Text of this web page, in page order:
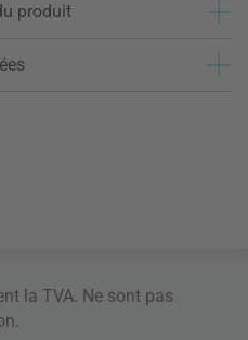
produit
la TVA. Ne sont pas